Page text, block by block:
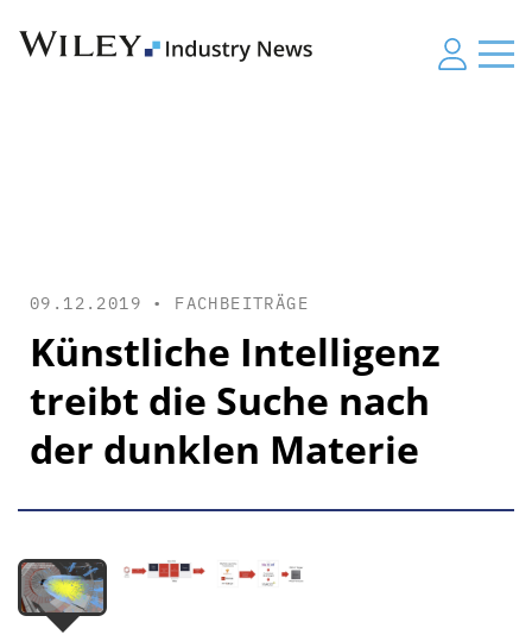
09.12.2019 • FACHBEITRÄGE
Künstliche Intelligenz
treibt die Suche nach
der dunklen Materie